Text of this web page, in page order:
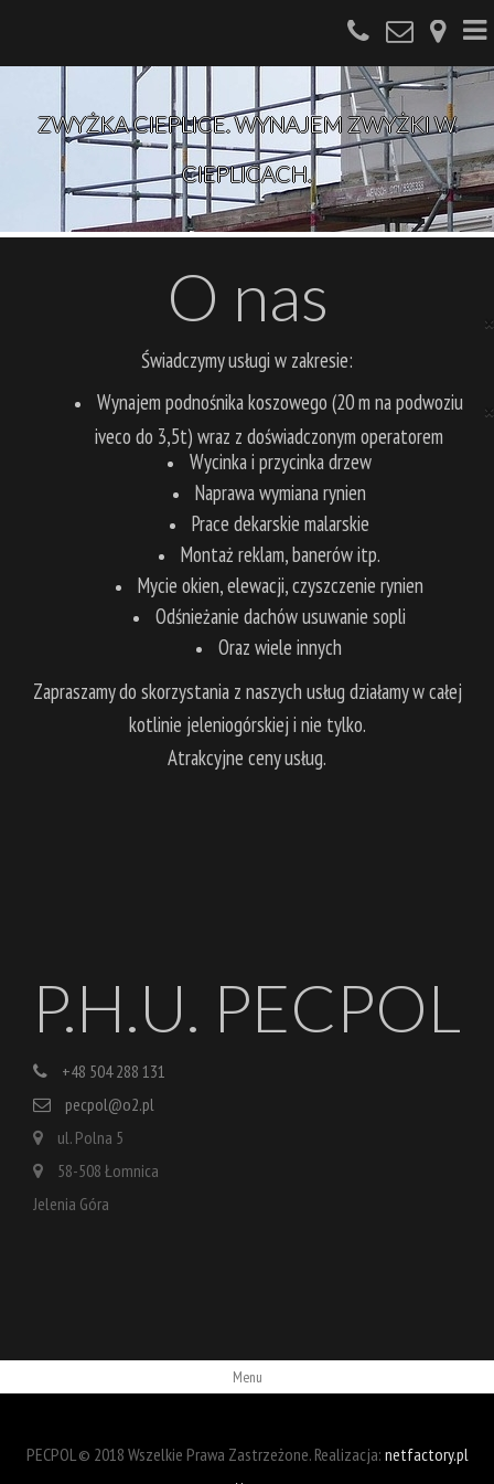
/usr/home/netfactory/domains/pecpol.pl/public_html/wp-content/plugins/mainwp-
ZWYŻKA CIEPLICE. WYNAJEM ZWYŻKI W
CIEPLICACH.
O nas
Świadczymy usługi w zakresie:
Wynajem podnośnika koszowego (20 m na podwoziu
iveco do 3,5t) wraz z doświadczonym operatorem
Wycinka i przycinka drzew
Naprawa wymiana rynien
Prace dekarskie malarskie
Montaż reklam, banerów itp.
Mycie okien, elewacji, czyszczenie rynien
Odśnieżanie dachów usuwanie sopli
Oraz wiele innych
Zapraszamy do skorzystania z naszych usług działamy w całej
kotlinie jeleniogórskiej i nie tylko.
Atrakcyjne ceny usług.
P.H.U. PECPOL
+48 504 288 131
pecpol@o2.pl
ul. Polna 5
58-508 Łomnica
Jelenia Góra
Menu
PECPOL © 2018 Wszelkie Prawa Zastrzeżone. Realizacja: netfactory.pl
O nas
Galeria zdjęć
×
×